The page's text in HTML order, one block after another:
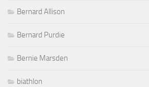
Bernard Allison
Bernard Purdie
Bernie Marsden
biathlon